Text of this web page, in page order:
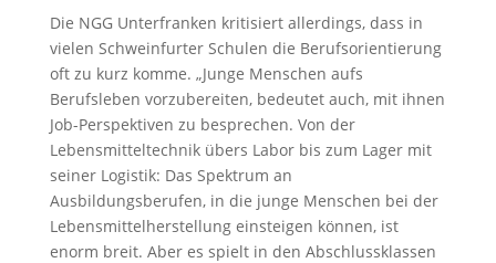
Die NGG Unterfranken kritisiert allerdings, dass in
vielen Schweinfurter Schulen die Berufsorientierung
oft zu kurz komme. „Junge Menschen aufs
Berufsleben vorzubereiten, bedeutet auch, mit ihnen
Job-Perspektiven zu besprechen. Von der
Lebensmitteltechnik übers Labor bis zum Lager mit
seiner Logistik: Das Spektrum an
Ausbildungsberufen, in die junge Menschen bei der
Lebensmittelherstellung einsteigen können, ist
enorm breit. Aber es spielt in den Abschlussklassen